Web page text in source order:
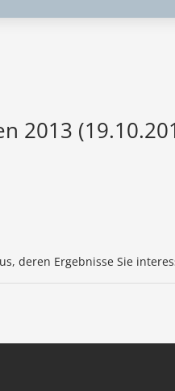
2013
deren Ergebnisse Sie